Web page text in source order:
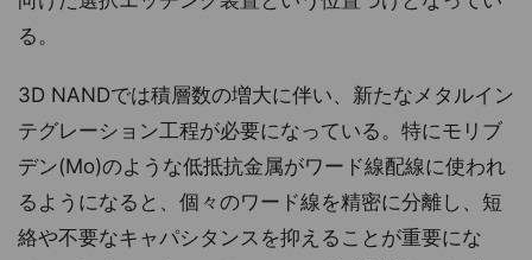
る。
3D NANDでは積層数の増大に伴い、新たなメタルイン
テグレーション工程が必要になっている。特にモリブ
デン(Mo)のような低抵抗金属がワード線配線に使われ
るようになると、個々のワード線を精密に分離し、短
絡や不要なキャパシタンスを抑えることが重要にな